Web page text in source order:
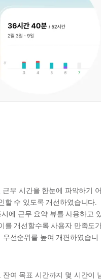
근무 시간을 한눈에 파악하기
할 수 있도록 개선하였습니다.
시에 근무 요약 뷰를 사용하고
를 개선할수록 사용자 만족도
선순위를 높여 개편하였습니
여 목표 시간까지 몇 시간이